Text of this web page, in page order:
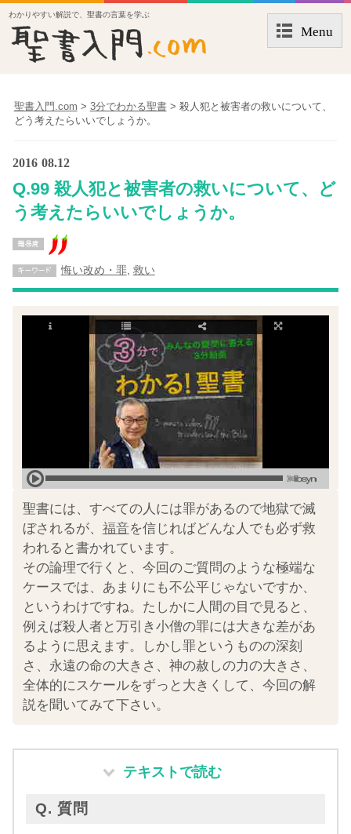
わかりやすい解説で、聖書の言葉を学ぶ
Menu
聖書入門.com > 3分でわかる聖書> 殺人犯と被害者の救いについて、
どう考えたらいいでしょうか。
2016 08.12
Q.99 殺人犯と被害者の救いについて、ど
う考えたらいいでしょうか。
悔い改め・罪, 救い
聖書には、すべての人には罪があるので地獄で滅
ぼされるが、 福音を信じればどんな人でも必ず救
われると書かれています。
その論理で行くと、今回のご質問のような極端な
ケースでは、あまりにも不公平じゃないですか、
というわけですね。たしかに人間の目で見ると、
例えば殺人者と万引き小僧の罪には大きな差があ
るように思えます。しかし罪というものの深刻
さ、永遠の命の大きさ、神の赦しの力の大きさ、
全体的にスケールをずっと大きくして、今回の解
説を聞いてみて下さい。
テキストで読む
Q. 質問